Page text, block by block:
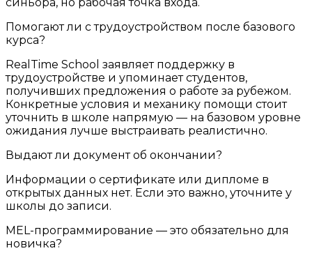
Помогают ли с трудоустройством после базового
курса?
RealTime School заявляет поддержку в
трудоустройстве и упоминает студентов,
получивших предложения о работе за рубежом.
Конкретные условия и механику помощи стоит
уточнить в школе напрямую — на базовом уровне
ожидания лучше выстраивать реалистично.
Выдают ли документ об окончании?
Информации о сертификате или дипломе в
открытых данных нет. Если это важно, уточните у
школы до записи.
MEL-программирование — это обязательно для
новичка?